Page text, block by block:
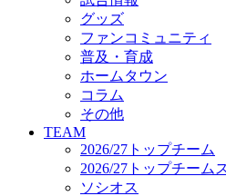
HOMEGAME
観戦ルール＆マナー
ホームゲーム運営管理
Jリーグ運営管理規定
写真・動画使用ガイド
ロートフィールド奈良
SCHEDULE
2026/27
練習見学時のファン
TICKET
奈良クラブ明治安田
グッズ
ファンコミュニティ
普及・育成
ホームタウン
コラム
その他
TEAM
2026/27トップチーム
2026/27トップチーム
ソシオス